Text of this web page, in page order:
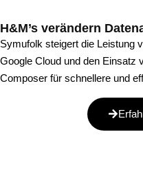
H&M’s verändern
Symufolk steigert die Leistung
Google Cloud und den Einsatz
Composer für schnellere und